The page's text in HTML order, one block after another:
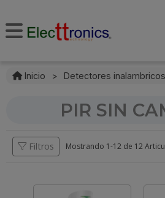
Inicio > Detectores inalambricos
PIR SIN
Filtros Mostrando 1-12 de 12